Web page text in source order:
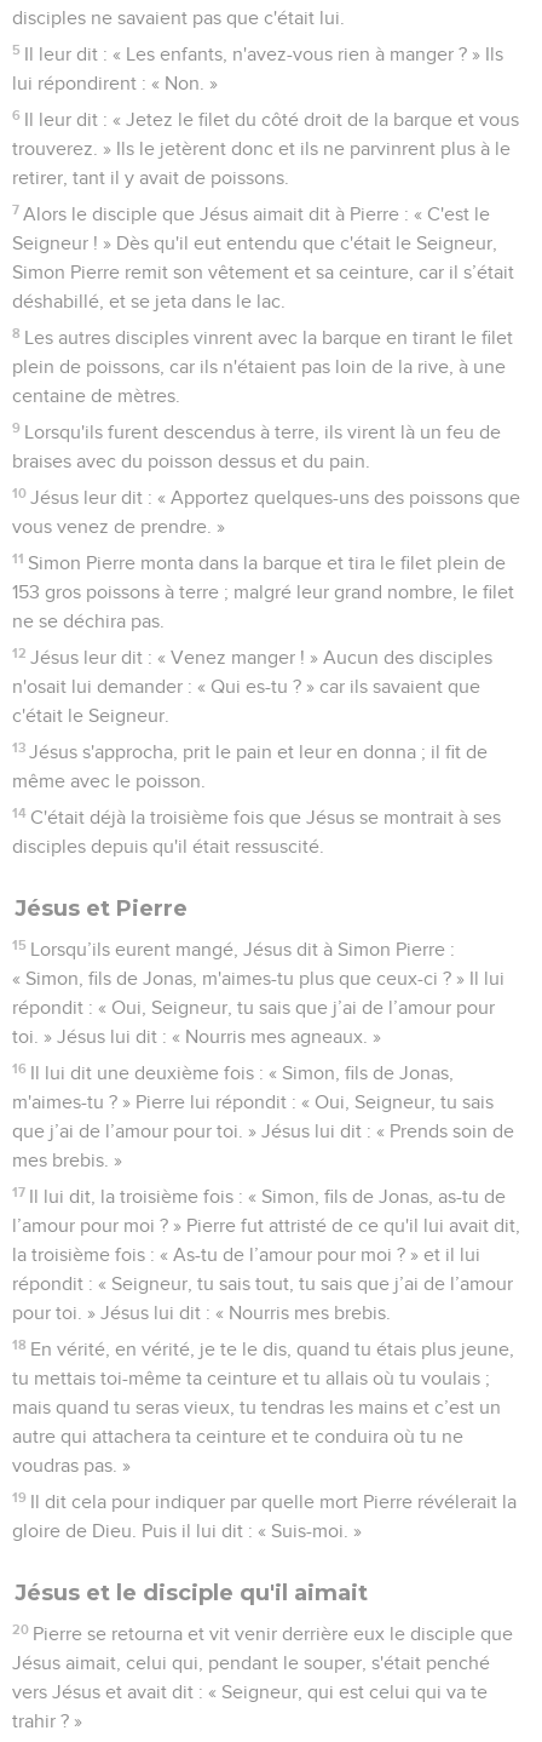
disciples ne savaient pas que c'était lui.
5 Il leur dit : « Les enfants, n'avez-vous rien à manger ? » Ils
lui répondirent : « Non. »
6 Il leur dit : « Jetez le filet du côté droit de la barque et vous
trouverez. » Ils le jetèrent donc et ils ne parvinrent plus à le
retirer, tant il y avait de poissons.
7 Alors le disciple que Jésus aimait dit à Pierre : « C'est le
Seigneur ! » Dès qu'il eut entendu que c'était le Seigneur,
Simon Pierre remit son vêtement et sa ceinture, car il s’était
déshabillé, et se jeta dans le lac.
8 Les autres disciples vinrent avec la barque en tirant le filet
plein de poissons, car ils n'étaient pas loin de la rive, à une
centaine de mètres.
9 Lorsqu'ils furent descendus à terre, ils virent là un feu de
braises avec du poisson dessus et du pain.
10 Jésus leur dit : « Apportez quelques-uns des poissons que
vous venez de prendre. »
11 Simon Pierre monta dans la barque et tira le filet plein de
153 gros poissons à terre ; malgré leur grand nombre, le filet
ne se déchira pas.
12 Jésus leur dit : « Venez manger ! » Aucun des disciples
n'osait lui demander : « Qui es-tu ? » car ils savaient que
c'était le Seigneur.
13 Jésus s'approcha, prit le pain et leur en donna ; il fit de
même avec le poisson.
14 C'était déjà la troisième fois que Jésus se montrait à ses
disciples depuis qu'il était ressuscité.
Jésus et Pierre
15 Lorsqu’ils eurent mangé, Jésus dit à Simon Pierre :
« Simon, fils de Jonas, m'aimes-tu plus que ceux-ci ? » Il lui
répondit : « Oui, Seigneur, tu sais que j’ai de l’amour pour
toi. » Jésus lui dit : « Nourris mes agneaux. »
16 Il lui dit une deuxième fois : « Simon, fils de Jonas,
m'aimes-tu ? » Pierre lui répondit : « Oui, Seigneur, tu sais
que j’ai de l’amour pour toi. » Jésus lui dit : « Prends soin de
mes brebis. »
17 Il lui dit, la troisième fois : « Simon, fils de Jonas, as-tu de
l’amour pour moi ? » Pierre fut attristé de ce qu'il lui avait dit,
la troisième fois : « As-tu de l’amour pour moi ? » et il lui
répondit : « Seigneur, tu sais tout, tu sais que j’ai de l’amour
pour toi. » Jésus lui dit : « Nourris mes brebis.
18 En vérité, en vérité, je te le dis, quand tu étais plus jeune,
tu mettais toi-même ta ceinture et tu allais où tu voulais ;
mais quand tu seras vieux, tu tendras les mains et c’est un
autre qui attachera ta ceinture et te conduira où tu ne
voudras pas. »
19 Il dit cela pour indiquer par quelle mort Pierre révélerait la
gloire de Dieu. Puis il lui dit : « Suis-moi. »
Jésus et le disciple qu'il aimait
20 Pierre se retourna et vit venir derrière eux le disciple que
Jésus aimait, celui qui, pendant le souper, s'était penché
vers Jésus et avait dit : « Seigneur, qui est celui qui va te
trahir ? »